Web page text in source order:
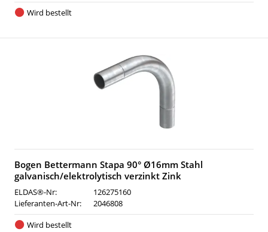
Wird bestellt
Bogen Bettermann Stapa 90° Ø16mm Stahl
galvanisch/elektrolytisch verzinkt Zink
ELDAS®-Nr:
126275160
Lieferanten-Art-Nr:
2046808
Wird bestellt